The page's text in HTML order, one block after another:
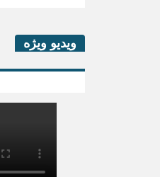
ویدیو ویژه